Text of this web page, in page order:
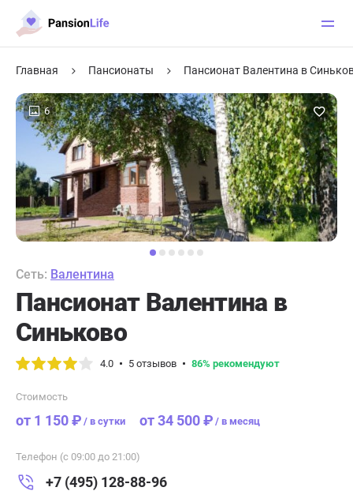
Главная Пансионаты Пансионат Валентина в
6
Сеть: Валентина
Пансионат Валентина в
Синьково
4.0 5 отзывов 86% рекомендуют
Стоимость
от 1 150 ₽ / в сутки от 34 500 ₽ / в месяц
Телефон (с 09:00 до 21:00)
+7 (495) 128-88-96